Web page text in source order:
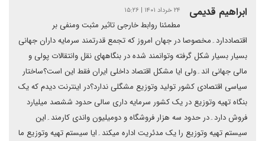
ابراهیم قدیمی ۲۴ خرداد ۱۴۰۱ | ۱۵:۲۶
مطمئنا روابط خارجی تاثیر مثبت ومنفی بر
اقتصاددارد۔مخصوصا در جهان امروز که تجمع قدرتمند سرمایه داران جهانی
بسیار بسیار شکل گرفته وتوانمند شده در بنگاههای نقل وانتقالات پولی و
مالی جهانی اند۔ولی ایا مشکل اقتصاد داخلی ایران فقط این است؟ساختار
سیاسی اقتصادی کشور تولید وتوزیع مشگلی ندارد؟در اینترنت دیدم که یک
بنگاه تهیه وتوزیع در یک کشور سرمایه داری سالی حدود ششصد میلیارد
فروش دارد۔در حدود سه هزار فروشگاه و دومیلیون واندی کارمند۔این
سیستم تهیه وتوزیع را یک مدئریت اداره میکند۔ایا سیستم تهیه وتوزیع ما